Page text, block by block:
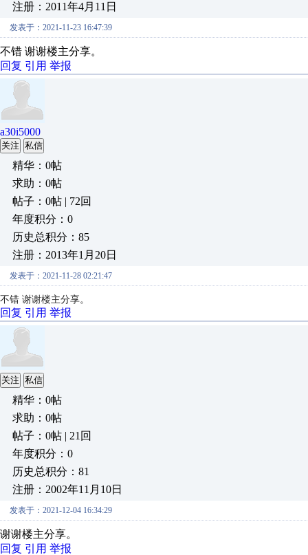
注册：2011年4月11日
发表于：2021-11-23 16:47:39
不错 谢谢楼主分享。
回复 引用 举报
a30i5000
关注 私信
精华：0帖
求助：0帖
帖子：0帖 | 72回
年度积分：0
历史总积分：85
注册：2013年1月20日
发表于：2021-11-28 02:21:47
不错 谢谢楼主分享。
回复 引用 举报
关注 私信
精华：0帖
求助：0帖
帖子：0帖 | 21回
年度积分：0
历史总积分：81
注册：2002年11月10日
发表于：2021-12-04 16:34:29
谢谢楼主分享。
回复 引用 举报